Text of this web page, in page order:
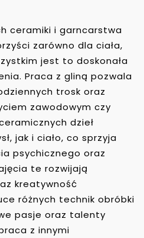
ceramiki i garncarstwa
zarówno dla ciała,
jest to doskonała
Praca z gliną pozwala
trosk oraz
zawodowym czy
dzieł
jak i ciało, co sprzyja
psychicznego oraz
te rozwijają
kreatywność
różnych technik obróbki
pasje oraz talenty
z innymi